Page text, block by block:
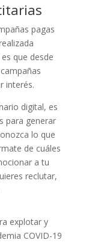
pagas
que desde
interés.
digital, es
para generar
lo que
de cuáles
a tu
reclutar,
explotar y
COVID-19